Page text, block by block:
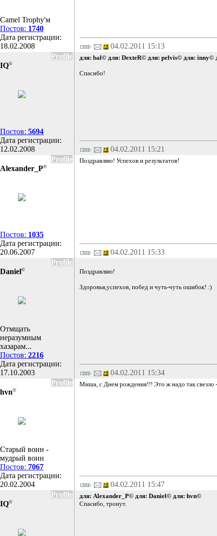
Camel Trophy'м
Постов: 1740
Дата регистрации:
18.02.2008
04.02.2011 15:13
Profile
IQ©
Постов: 5694
Дата регистрации:
12.02.2008
для: bal© для: DexteR© для: pelvis© для: inny©
Спасибо!
04.02.2011 15:21
Profile
Alexander_P©
Постов: 1035
Дата регистрации:
20.06.2007
Поздравляю! Успехов и результатов!
04.02.2011 15:33
Profile
Daniel©
Отмщать
неразумным
хазарам...
Постов: 2216
Дата регистрации:
17.10.2003
Поздравляю!
Здоровья,успехов, побед и чуть-чуть ошибок! :)
04.02.2011 15:34
Profile
hvn©
Старый воин -
мудрый воин
Постов: 7067
Дата регистрации:
20.02.2004
Миша, с Днем рождения!!! Это ж надо так свезло
04.02.2011 15:47
Profile
IQ©
для: Alexander_P© для: Daniel© для: hvn©
Спасибо, тронут.